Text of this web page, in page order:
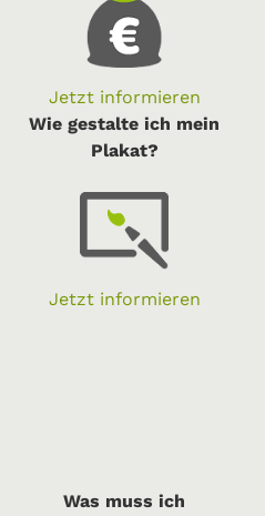
Jetzt informieren
Wie gestalte ich mein
Plakat?
Jetzt informieren
Was muss ich